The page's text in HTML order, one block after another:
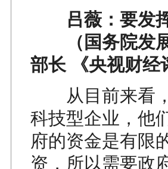
吕薇：要发挥
（国务院发展
部长 《央视财经
从目前来看，
科技型企业，他
府的资金是有限
资，所以需要政